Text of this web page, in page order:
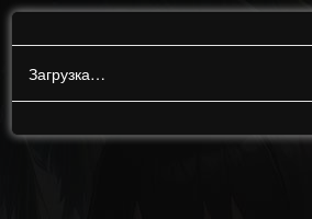
Загрузка…